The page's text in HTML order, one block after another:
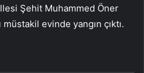
Şehit Muhammed Öner
evinde yangın çıktı.